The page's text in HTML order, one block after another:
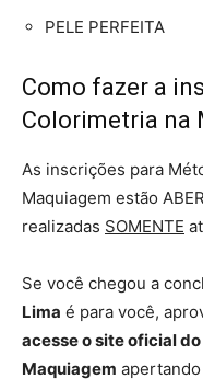
PELE PERFEITA
Como fazer a
Colorimetria na
As inscrições para
Maquiagem estão
realizadas SOMENTE
Se você chegou a
Lima é para você,
acesse o site oficial
Maquiagem